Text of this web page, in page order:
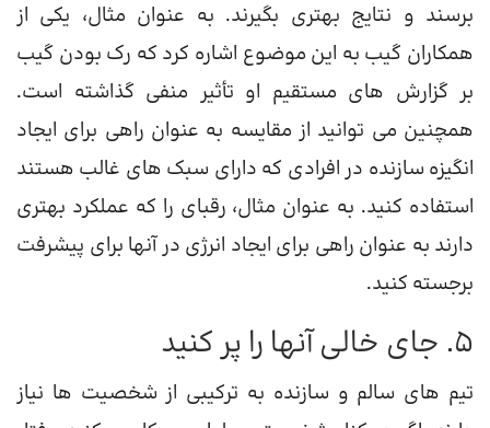
برسند و نتایج بهتری بگیرند. به عنوان مثال، یکی از
همکاران گیب به این موضوع اشاره کرد که رک بودن گیب
بر گزارش های مستقیم او تأثیر منفی گذاشته است.
همچنین می توانید از مقایسه به عنوان راهی برای ایجاد
انگیزه سازنده در افرادی که دارای سبک های غالب هستند
استفاده کنید. به عنوان مثال، رقبای را که عملکرد بهتری
دارند به عنوان راهی برای ایجاد انرژی در آنها برای پیشرفت
برجسته کنید.
5. جای خالی آنها را پر کنید
تیم های سالم و سازنده به ترکیبی از شخصیت ها نیاز